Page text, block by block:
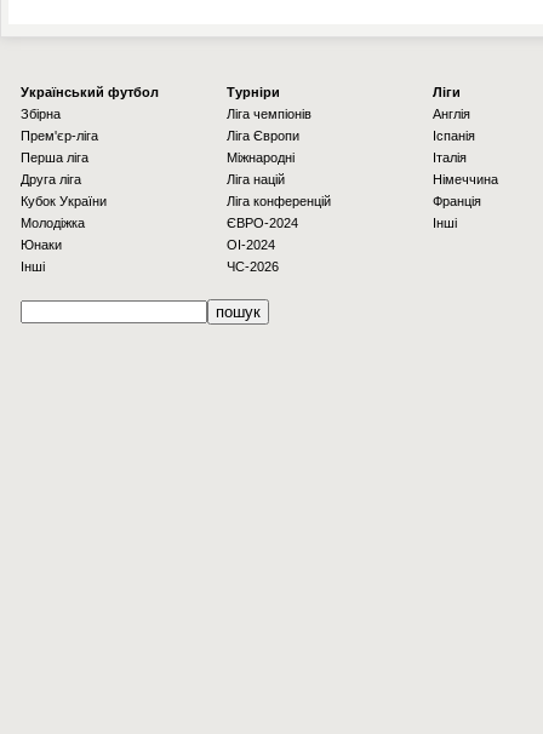
Українcький футбол
Збірна
Прем'єр-ліга
Перша ліга
Друга ліга
Кубок України
Молодіжка
Юнаки
Інші
Турніри
Ліга чемпіонів
Ліга Європи
Міжнародні
Ліга націй
Ліга конференцій
ЄВРО-2024
OI-2024
ЧС-2026
Ліги
Англія
Іспанія
Італія
Німеччина
Франція
Інші